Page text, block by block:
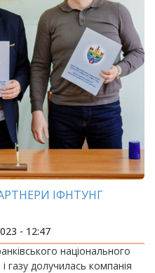
ІФНТУНГ
- 12:47
національного
газу долучилась компанія